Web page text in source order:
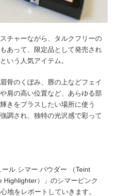
チャーながら、タルクフリーの
あって、限定品として発売され
いう人気アイテム。
骨のくぼみ、唇の上などフェイ
肩の高い位置など、あらゆる部
きをプラスしたい場所に使う
調され、独特の光沢感で彩って
ル シマー パウダー （Teint
）」のシマーピンク
地をレポートしていきます。